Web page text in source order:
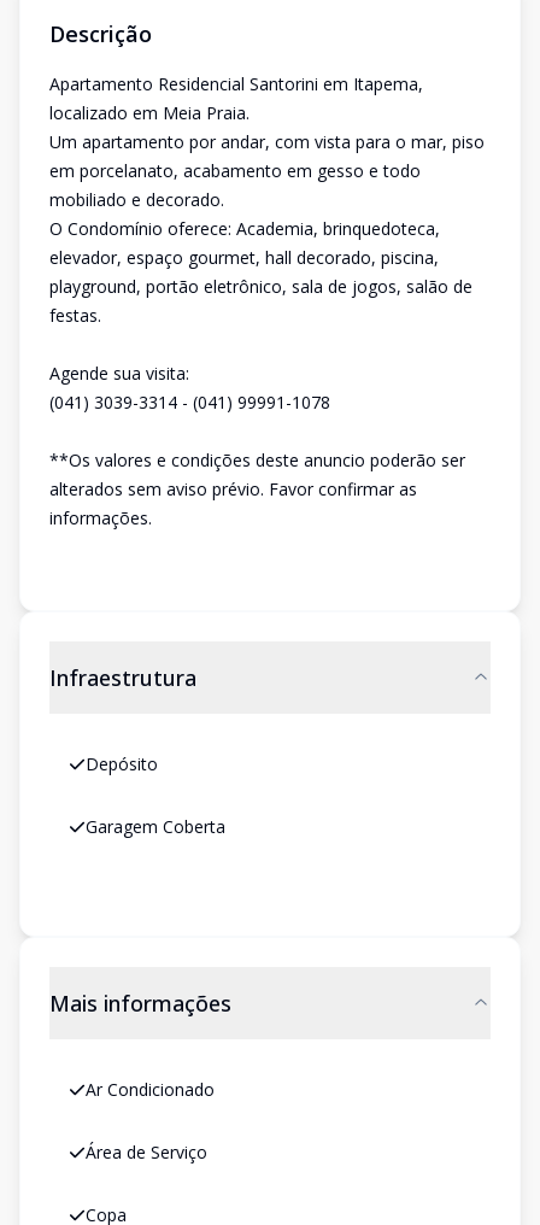
Descrição
Apartamento Residencial Santorini em Itapema,
localizado em Meia Praia.
Um apartamento por andar, com vista para o mar, piso
em porcelanato, acabamento em gesso e todo
mobiliado e decorado.
O Condomínio oferece: Academia, brinquedoteca,
elevador, espaço gourmet, hall decorado, piscina,
playground, portão eletrônico, sala de jogos, salão de
festas.
Agende sua visita:
(041) 3039-3314 - (041) 99991-1078
**Os valores e condições deste anuncio poderão ser
alterados sem aviso prévio. Favor confirmar as
informações.
Infraestrutura
Depósito
Garagem Coberta
Mais informações
Ar Condicionado
Área de Serviço
Copa